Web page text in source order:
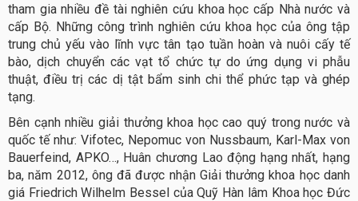
tham gia nhiều đề tài nghiên cứu khoa học cấp Nhà nước và
cấp Bộ. Những công trình nghiên cứu khoa học của ông tập
trung chủ yếu vào lĩnh vực tân tạo tuần hoàn và nuôi cấy tế
bào, dịch chuyển các vạt tổ chức tự do ứng dụng vi phẫu
thuật, điều trị các dị tật bẩm sinh chi thể phức tạp và ghép
tạng.
Bên cạnh nhiều giải thưởng khoa học cao quý trong nước và
quốc tế như: Vifotec, Nepomuc von Nussbaum, Karl-Max von
Bauerfeind, APKO…, Huân chương Lao động hạng nhất, hạng
ba, năm 2012, ông đã được nhận Giải thưởng khoa học danh
giá Friedrich Wilhelm Bessel của Quỹ Hàn lâm Khoa học Đức